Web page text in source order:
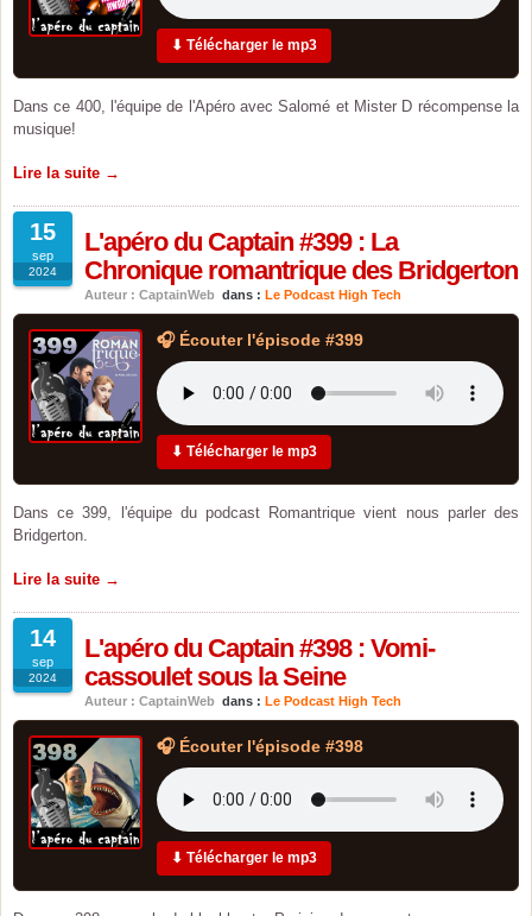
⬇ Télécharger le mp3
Dans ce 400, l'équipe de l'Apéro avec Salomé et Mister D récompense la
musique!
Lire la suite →
15
sep
2024
L'apéro du Captain #399 : La
Chronique romantrique des Bridgerton
Auteur : CaptainWeb dans : Le Podcast High Tech
🎧 Écouter l'épisode #399
⬇ Télécharger le mp3
Dans ce 399, l'équipe du podcast Romantrique vient nous parler des
Bridgerton.
Lire la suite →
14
sep
2024
L'apéro du Captain #398 : Vomi-
cassoulet sous la Seine
Auteur : CaptainWeb dans : Le Podcast High Tech
🎧 Écouter l'épisode #398
⬇ Télécharger le mp3